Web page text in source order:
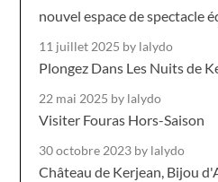
nouvel espace de spectacle
11 juillet 2025 by lalydo
Plongez Dans Les Nuits de
22 mai 2025 by lalydo
Visiter Fouras Hors-Saison
30 octobre 2023 by lalydo
Château de Kerjean, Bijou